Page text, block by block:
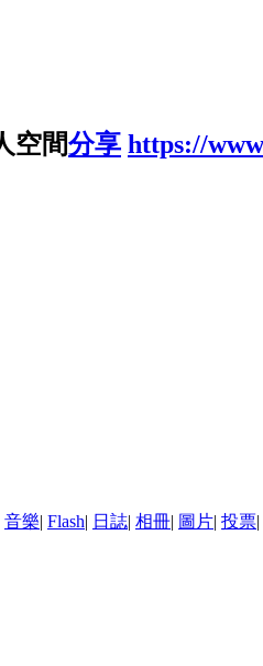
空間分享 https://
音樂| Flash| 日誌| 相冊| 圖片| 投票|